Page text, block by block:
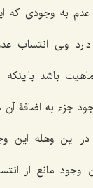
عدم به وجودی
ولی انتساب
باشد
جزء به اضافۀ
این وهله این
وجود مانع از